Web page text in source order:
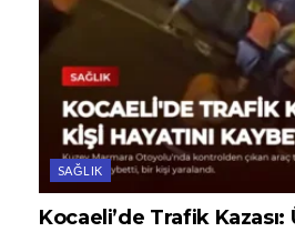
SAĞLIK
Kocaeli’de Trafik Kazası: